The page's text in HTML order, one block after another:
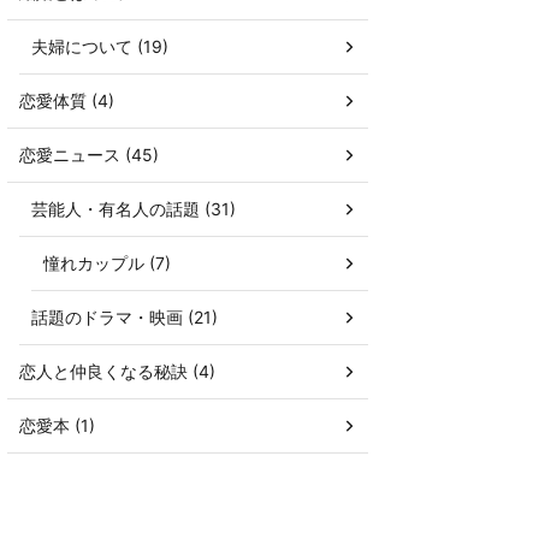
夫婦について (19)
恋愛体質 (4)
恋愛ニュース (45)
芸能人・有名人の話題 (31)
憧れカップル (7)
話題のドラマ・映画 (21)
恋人と仲良くなる秘訣 (4)
恋愛本 (1)